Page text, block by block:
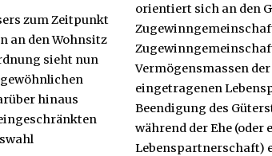
zum Zeitpunkt
an den Wohnsitz
sieht nun
hinaus
orientiert sich an den
Vermögensmassen
eingetragenen
Beendigung des
während der Ehe (oder
Lebenspartnerschaft)